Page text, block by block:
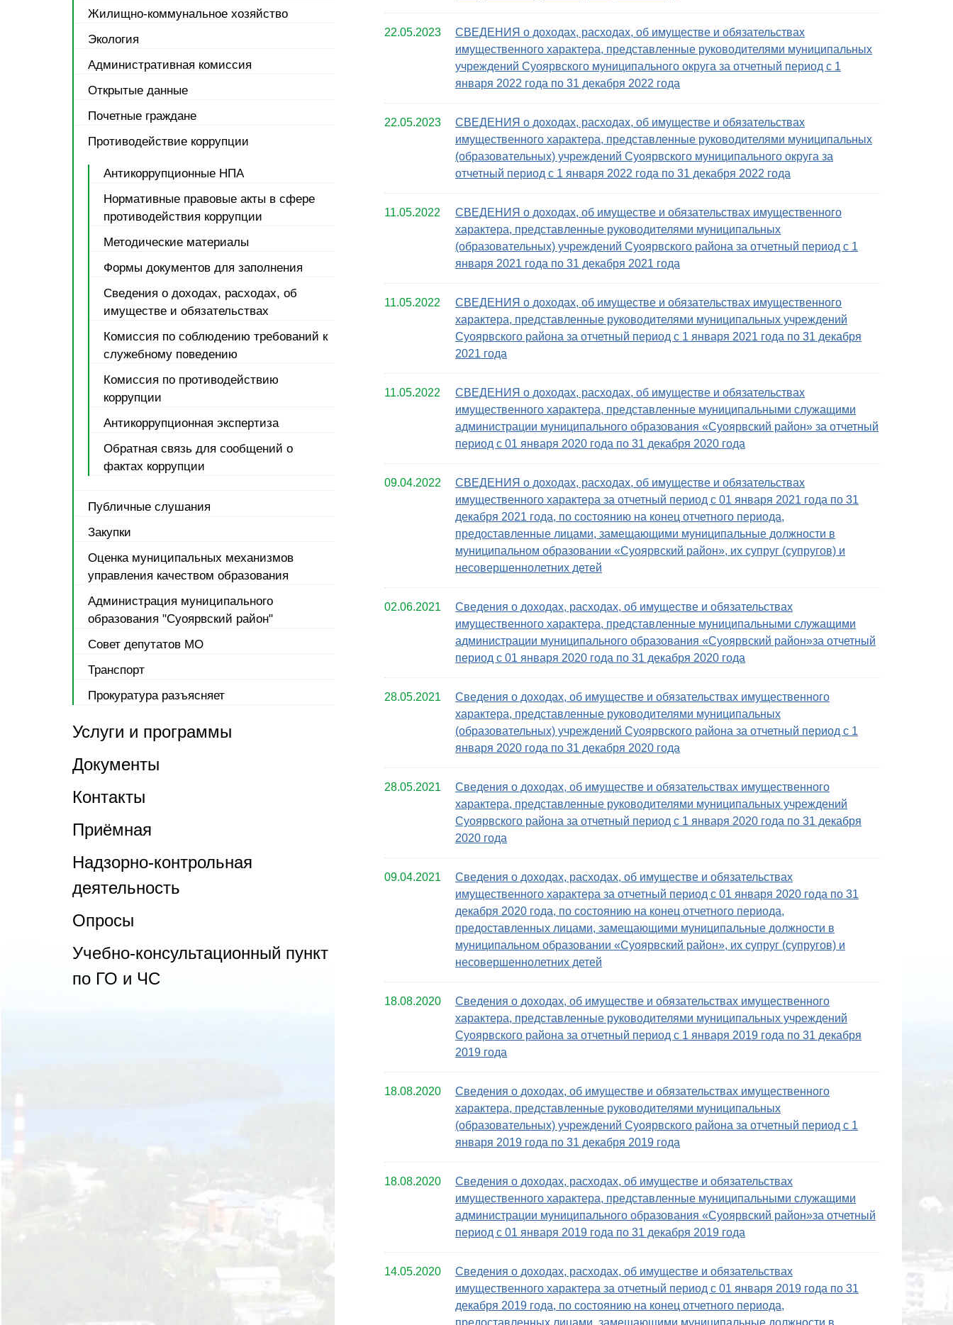
Жилищно-коммунальное хозяйство
Экология
Административная комиссия
Открытые данные
Почетные граждане
Противодействие коррупции
Антикоррупционные НПА
Нормативные правовые акты в сфере
противодействия коррупции
Методические материалы
Формы документов для заполнения
Сведения о доходах, расходах, об
имуществе и обязательствах
Комиссия по соблюдению требований к
служебному поведению
Комиссия по противодействию
коррупции
Антикоррупционная экспертиза
Обратная связь для сообщений о
фактах коррупции
Публичные слушания
Закупки
Оценка муниципальных механизмов
управления качеством образования
Администрация муниципального
образования "Суоярвский район"
Совет депутатов МО
Транспорт
Прокуратура разъясняет
Услуги и программы
Документы
Контакты
Приёмная
Надзорно-контрольная
деятельность
Опросы
Учебно-консультационный пункт
по ГО и ЧС
22.05.2023
СВЕДЕНИЯ о доходах, расходах, об имуществе и обязательствах
имущественного характера, представленные руководителями муниципальных
учреждений Суоярвского муниципального округа за отчетный период с 1
января 2022 года по 31 декабря 2022 года
22.05.2023
СВЕДЕНИЯ о доходах, расходах, об имуществе и обязательствах
имущественного характера, представленные руководителями муниципальных
(образовательных) учреждений Суоярвского муниципального округа за
отчетный период с 1 января 2022 года по 31 декабря 2022 года
11.05.2022
СВЕДЕНИЯ о доходах, об имуществе и обязательствах имущественного
характера, представленные руководителями муниципальных
(образовательных) учреждений Суоярвского района за отчетный период с 1
января 2021 года по 31 декабря 2021 года
11.05.2022
СВЕДЕНИЯ о доходах, об имуществе и обязательствах имущественного
характера, представленные руководителями муниципальных учреждений
Суоярвского района за отчетный период с 1 января 2021 года по 31 декабря
2021 года
11.05.2022
СВЕДЕНИЯ о доходах, расходах, об имуществе и обязательствах
имущественного характера, представленные муниципальными служащими
администрации муниципального образования «Суоярвский район» за отчетный
период с 01 января 2020 года по 31 декабря 2020 года
09.04.2022
СВЕДЕНИЯ о доходах, расходах, об имуществе и обязательствах
имущественного характера за отчетный период с 01 января 2021 года по 31
декабря 2021 года, по состоянию на конец отчетного периода,
предоставленные лицами, замещающими муниципальные должности в
муниципальном образовании «Суоярвский район», их супруг (супругов) и
несовершеннолетних детей
02.06.2021
Сведения о доходах, расходах, об имуществе и обязательствах
имущественного характера, представленные муниципальными служащими
администрации муниципального образования «Суоярвский район»за отчетный
период с 01 января 2020 года по 31 декабря 2020 года
28.05.2021
Сведения о доходах, об имуществе и обязательствах имущественного
характера, представленные руководителями муниципальных
(образовательных) учреждений Суоярвского района за отчетный период с 1
января 2020 года по 31 декабря 2020 года
28.05.2021
Сведения о доходах, об имуществе и обязательствах имущественного
характера, представленные руководителями муниципальных учреждений
Суоярвского района за отчетный период с 1 января 2020 года по 31 декабря
2020 года
09.04.2021
Сведения о доходах, расходах, об имуществе и обязательствах
имущественного характера за отчетный период с 01 января 2020 года по 31
декабря 2020 года, по состоянию на конец отчетного периода,
предоставленных лицами, замещающими муниципальные должности в
муниципальном образовании «Суоярвский район», их супруг (супругов) и
несовершеннолетних детей
18.08.2020
Сведения о доходах, об имуществе и обязательствах имущественного
характера, представленные руководителями муниципальных учреждений
Суоярвского района за отчетный период с 1 января 2019 года по 31 декабря
2019 года
18.08.2020
Сведения о доходах, об имуществе и обязательствах имущественного
характера, представленные руководителями муниципальных
(образовательных) учреждений Суоярвского района за отчетный период с 1
января 2019 года по 31 декабря 2019 года
18.08.2020
Сведения о доходах, расходах, об имуществе и обязательствах
имущественного характера, представленные муниципальными служащими
администрации муниципального образования «Суоярвский район»за отчетный
период с 01 января 2019 года по 31 декабря 2019 года
14.05.2020
Сведения о доходах, расходах, об имуществе и обязательствах
имущественного характера за отчетный период с 01 января 2019 года по 31
декабря 2019 года, по состоянию на конец отчетного периода,
предоставленных лицами, замещающими муниципальные должности в